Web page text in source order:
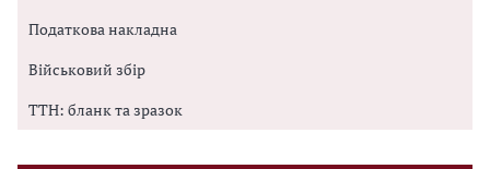
Податкова накладна
Військовий збір
ТТН: бланк та зразок